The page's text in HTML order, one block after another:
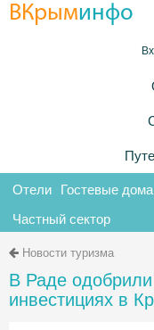
ВКрыминфо
Отели Гостевые дома
Частный сектор
Новости туризма
В Раде
инвестициях в